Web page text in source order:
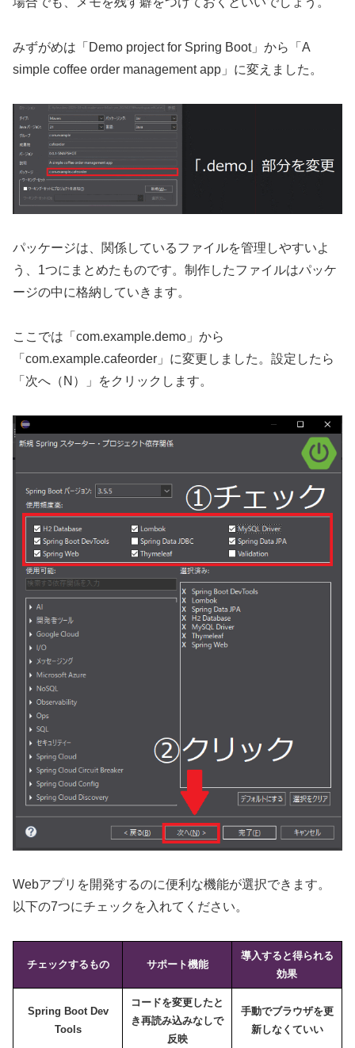
みずがめは「Demo project for Spring Boot」から「A
simple coffee order management app」に変えました。
パッケージは、関係しているファイルを管理しやすいよ
う、1つにまとめたものです。制作したファイルはパッケ
ージの中に格納していきます。
ここでは「com.example.demo」から
「com.example.cafeorder」に変更しました。設定したら
「次へ（N）」をクリックします。
Webアプリを開発するのに便利な機能が選択できます。
以下の7つにチェックを入れてください。
チェックするもの サポート機能
導入すると得られる
効果
Spring Boot Dev
Tools
コードを変更したと
き再読み込みなしで
反映
手動でブラウザを更
新しなくていい